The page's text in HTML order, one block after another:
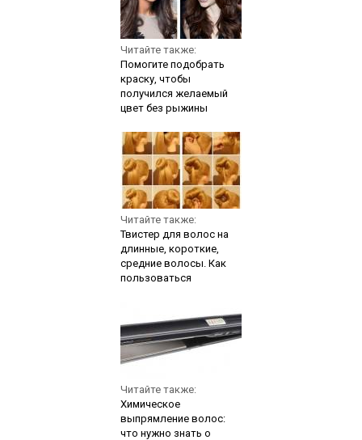
Читайте также:
Помогите подобрать
краску, чтобы
получился желаемый
цвет без рыжины
Читайте также:
Твистер для волос на
длинные, короткие,
средние волосы. Как
пользоваться
Читайте также:
Химическое
выпрямление волос:
что нужно знать о